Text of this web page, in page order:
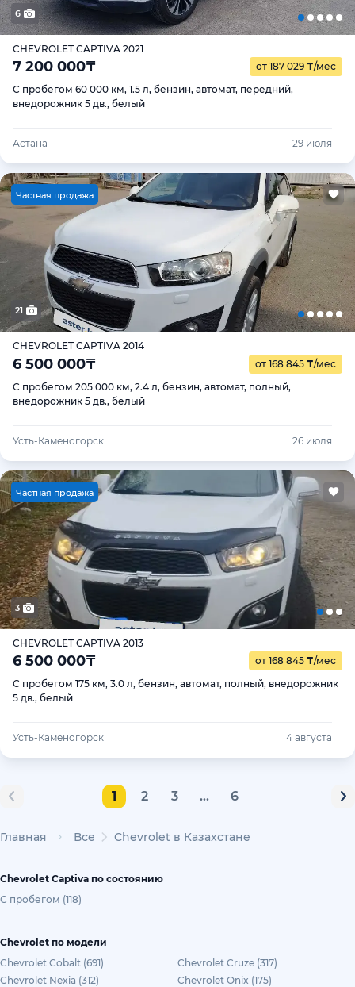
6
CHEVROLET CAPTIVA 2021
7 200 000₸ от 187 029 ₸/мес
С пробегом 60 000 км, 1.5 л, бензин, автомат, передний,
внедорожник 5 дв., белый
Астана 29 июля
Частная продажа
21
CHEVROLET CAPTIVA 2014
6 500 000₸ от 168 845 ₸/мес
С пробегом 205 000 км, 2.4 л, бензин, автомат, полный,
внедорожник 5 дв., белый
Усть-Каменогорск 26 июля
Частная продажа
3
CHEVROLET CAPTIVA 2013
6 500 000₸ от 168 845 ₸/мес
С пробегом 175 км, 3.0 л, бензин, автомат, полный, внедорожник
5 дв., белый
Усть-Каменогорск 4 августа
1 2 3 ... 6
Главная Все Chevrolet в Казахстане
Chevrolet Captiva по состоянию
С пробегом (118)
Chevrolet по модели
Chevrolet Cobalt (691)
Chevrolet Cruze (317)
Chevrolet Nexia (312)
Chevrolet Onix (175)